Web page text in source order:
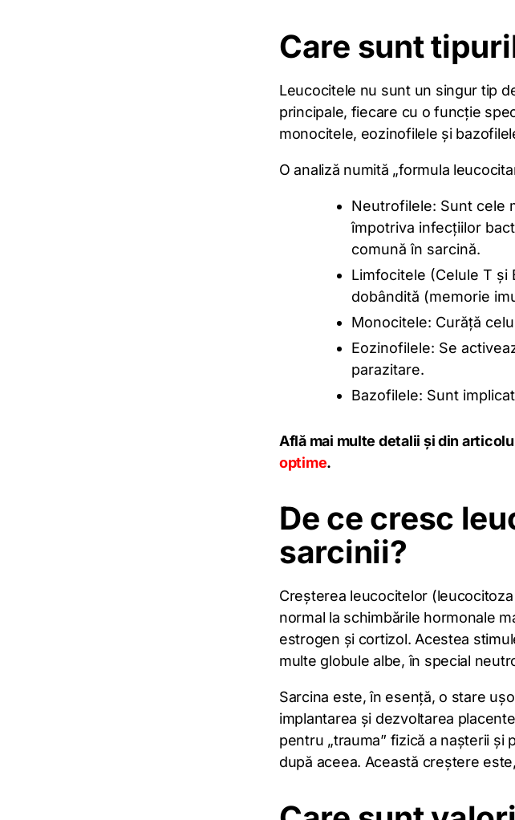
Care sunt
Leucocitele nu sunt un singur tip
principale, fiecare cu o funcție
monocitele, eozinofilele și
O analiză numită „formula
Neutrofilele: Sunt cele
împotriva infecțiilor
comună în sarcină.
Limfocitele (Celule T și
dobândită (memorie
Monocitele: Curăță
Eozinofilele: Se
parazitare.
Bazofilele: Sunt
Află mai multe detalii și din
optime.
De ce cresc
sarcinii?
Creșterea leucocitelor
normal la schimbările hormonale
estrogen și cortizol. Acestea
multe globule albe, în special
Sarcina este, în esență, o stare
implantarea și dezvoltarea
pentru „trauma” fizică a nașterii
după aceea. Această creștere